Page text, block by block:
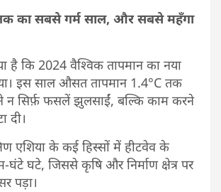
का सबसे गर्म साल, और सबसे महँगा
है कि 2024 वैश्विक तापमान का नया
इस साल औसत तापमान 1.4°C तक
न सिर्फ़ फसलें झुलसाईं, बल्कि काम करने
दी।
एशिया के कई हिस्सों में हीटवेव के
घटे, जिससे कृषि और निर्माण क्षेत्र पर
पड़ा।